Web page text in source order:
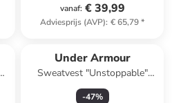
vanaf: € 39,99
Adviesprijs (AVP): € 65,79*
Under Armour
Sweatvest "Unstoppable"
donkerblauw
-47%